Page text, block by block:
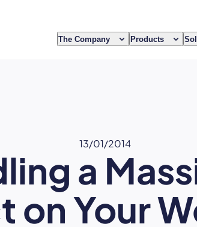
The Company Products
13/01/2014
a
on Your